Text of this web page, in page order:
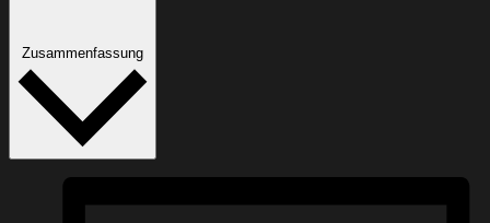
Zusammenfassung